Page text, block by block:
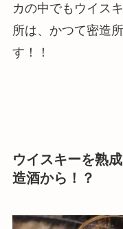
カの中でも ウイス
所は、かつて密造
す！！
ウイスキーを熟
造酒から！？